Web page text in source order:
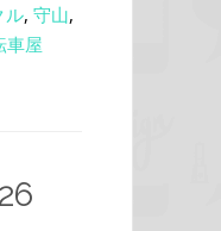
ル, 守山,
車屋